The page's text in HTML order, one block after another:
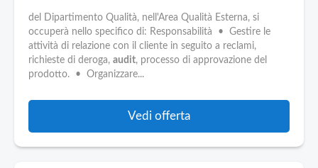
del Dipartimento Qualità, nell'Area Qualità Esterna, si
occuperà nello specifico di: Responsabilità • Gestire le
attività di relazione con il cliente in seguito a reclami,
richieste di deroga, audit, processo di approvazione del
prodotto. • Organizzare...
Vedi offerta